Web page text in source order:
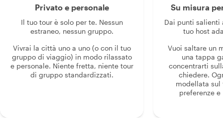
Privato e personale
Il tuo tour è solo per te. Nessun
estraneo, nessun gruppo.
Vivrai la città uno a uno (o con il tuo
gruppo di viaggio) in modo rilassato
e personale. Niente fretta, niente tour
di gruppo standardizzati.
Su misura
Dai punti salienti
tuo host
Vuoi saltare un
una tappa
concentrarti
chiedere.
modellata sul
preferenze